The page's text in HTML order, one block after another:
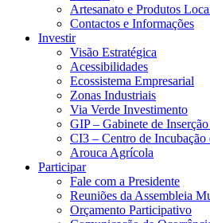
Artesanato e Produtos
Contactos e Informações
Investir
Visão Estratégica
Acessibilidades
Ecossistema Empresarial
Zonas Industriais
Via Verde Investimento
GIP – Gabinete de
CI3 – Centro de
Arouca Agrícola
Participar
Fale com a Presidente
Reuniões da Assembleia
Orçamento Participativo